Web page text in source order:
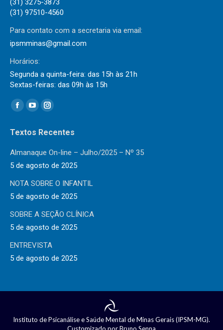
(31) 3275-3873
(31) 97510-4560
Para contato com a secretaria via email:
ipsmminas@gmail.com
Horários:
Segunda a quinta-feira: das 15h às 21h
Sextas-feiras: das 09h às 15h
Encontre-nos em:
Facebook
opens
in
new
YouTube
opens
in
new
Instagram
opens
in
new
Textos Recentes
Almanaque On-line – Julho/2025 – Nº 35
5 de agosto de 2025
NOTA SOBRE O INFANTIL
5 de agosto de 2025
SOBRE A SEÇÃO CLÍNICA
5 de agosto de 2025
ENTREVISTA
5 de agosto de 2025
Instituto de Psicanálise e Saúde Mental de Minas Gerais (IPSM-MG).